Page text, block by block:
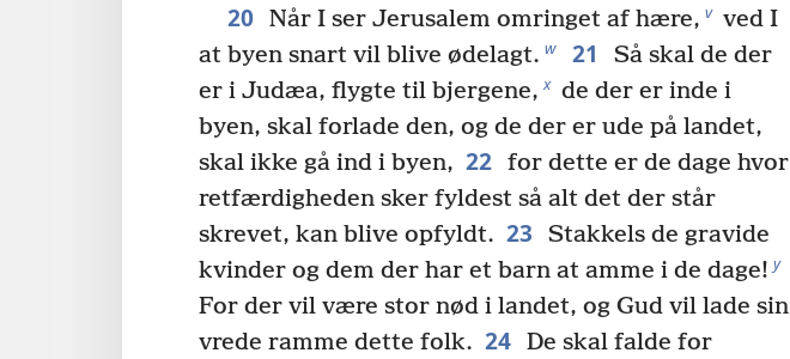
20 Når I ser Jerusalem omringet af hære, v ved I
at byen snart vil blive ødelagt. w 21
Så skal de der
er i Judæa, flygte til bjergene, x de der er inde i
byen, skal forlade den, og de der er ude på landet,
skal ikke gå ind i byen, 22 for dette er de dage hvor
retfærdigheden sker fyldest så alt det der står
skrevet, kan blive opfyldt. 23
Stakkels de gravide
kvinder og dem der har et barn at amme i de dage! y
For der vil være stor nød i landet, og Gud vil lade sin
vrede ramme dette folk. 24 De skal falde for